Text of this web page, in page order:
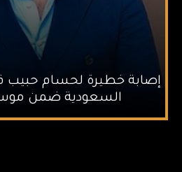
إصابة خطيرة لحسام حبيب
السعودية ضمن موسم